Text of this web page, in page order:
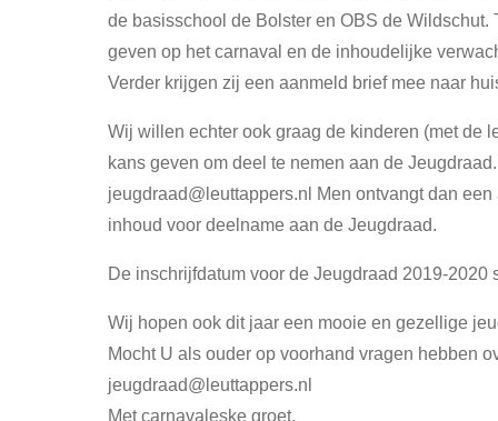
de basisschool de Bolster en OBS de
geven op het carnaval en de inhoudelijke
Verder krijgen zij een aanmeld brief mee naar
Wij willen echter ook graag de kinderen (met de
kans geven om deel te nemen aan de
jeugdraad@leuttappers.nl
Men ontvangt dan
inhoud voor deelname aan de Jeugdraad.
De inschrijfdatum voor de Jeugdraad 2019-2020
Wij hopen ook dit jaar een mooie en gezellige
Mocht U als ouder op voorhand vragen hebben
jeugdraad@leuttappers.nl
Met carnavaleske groet,